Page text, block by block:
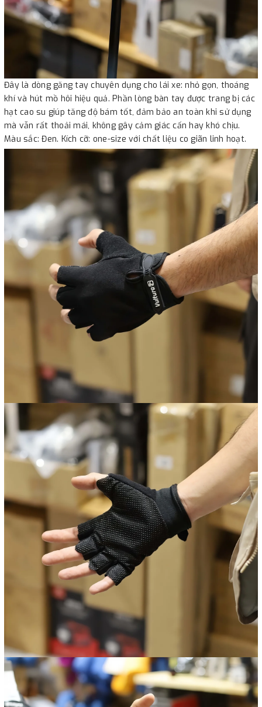
Đây là dòng găng tay chuyên dụng cho lái xe: nhỏ gọn, thoáng
khí và hút mồ hôi hiệu quả. Phần lòng bàn tay được trang bị các
hạt cao su giúp tăng độ bám tốt, đảm bảo an toàn khi sử dụng
mà vẫn rất thoải mái, không gây cảm giác cấn hay khó chịu.
Màu sắc: Đen. Kích cỡ: one-size với chất liệu co giãn linh hoạt.